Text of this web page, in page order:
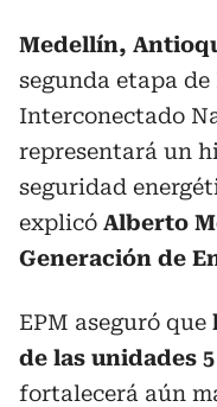
Medellín,
segunda etapa
Interconectado
representará un
seguridad
explicó Alberto
Generación de
EPM aseguró que
de las unidades
fortalecerá aún